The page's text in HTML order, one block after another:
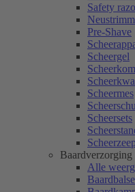
Safety
Pre-Shave
Scheergel
Scheerkom
Scheermes
Scheersets
Baardverzorging
Alle